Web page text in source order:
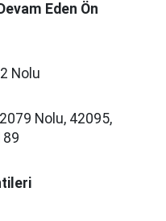
Eden Ön
Nolu
Nolu, 42095,